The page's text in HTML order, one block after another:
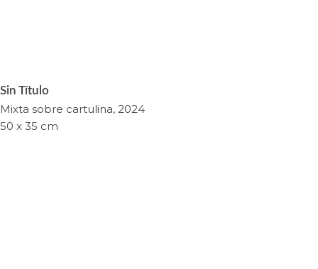
Sin Título
Mixta sobre cartulina, 2024
50 x 35 cm